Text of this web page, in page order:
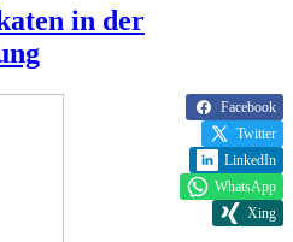
in der
Facebook
Twitter
LinkedIn
WhatsApp
Xing